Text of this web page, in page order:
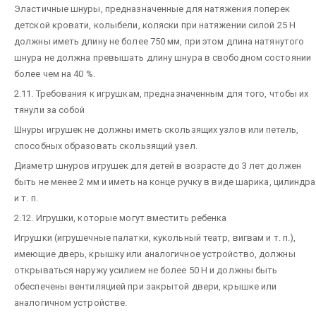
Эластичные шнуры, предназначенные для натяжения поперек
детской кровати, колыбели, коляски при натяжении силой 25 Н
должны иметь длину не более 750 мм, при этом длина натянутого
шнура не должна превышать длину шнура в свободном состоянии
более чем на 40 %.
2.11. Требования к игрушкам, предназначенным для того, чтобы их
тянули за собой
Шнуры игрушек не должны иметь скользящих узлов или петель,
способных образовать скользящий узел.
Диаметр шнуров игрушек для детей в возрасте до 3 лет должен
быть не менее 2 мм и иметь на конце ручку в виде шарика, цилиндра
и т. п.
2.12. Игрушки, которые могут вместить ребенка
Игрушки (игрушечные палатки, кукольный театр, вигвам и т. п.),
имеющие дверь, крышку или аналогичное устройство, должны
открываться наружу усилием не более 50 Н и должны быть
обеспечены вентиляцией при закрытой двери, крышке или
аналогичном устройстве.